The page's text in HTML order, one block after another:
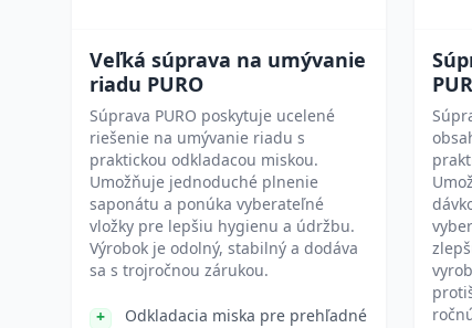
Veľká súprava na umývanie
riadu PURO
Súprava PURO poskytuje ucelené
riešenie na umývanie riadu s
praktickou odkladacou miskou.
Umožňuje jednoduché plnenie
saponátu a ponúka vyberateľné
vložky pre lepšiu hygienu a údržbu.
Výrobok je odolný, stabilný a dodáva
sa s trojročnou zárukou.
Odkladacia miska pre prehľadné